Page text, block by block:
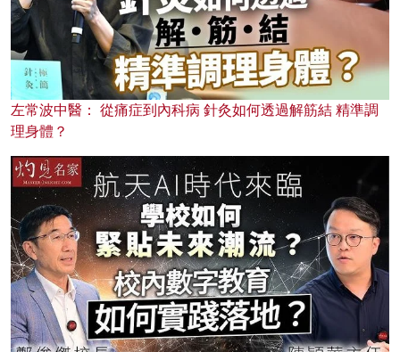
左常波中醫： 從痛症到內科病 針灸如何透過解筋結 精準調
理身體？